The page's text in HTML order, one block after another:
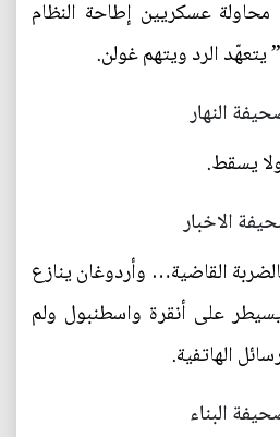
عسكريين إطاحة النظام
الرد ويتهم غولن.
النهار
يسقط.
الاخبار
القاضية… وأردوغان ينازع
على أنقرة واسطنبول ولم
الهاتفية.
البناء